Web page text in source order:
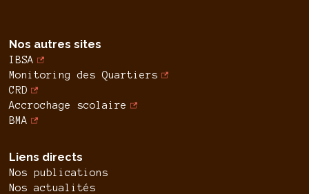
Nos autres sites
IBSA
Monitoring des Quartiers
CRD
Accrochage scolaire
BMA
Liens directs
Nos publications
Nos actualités